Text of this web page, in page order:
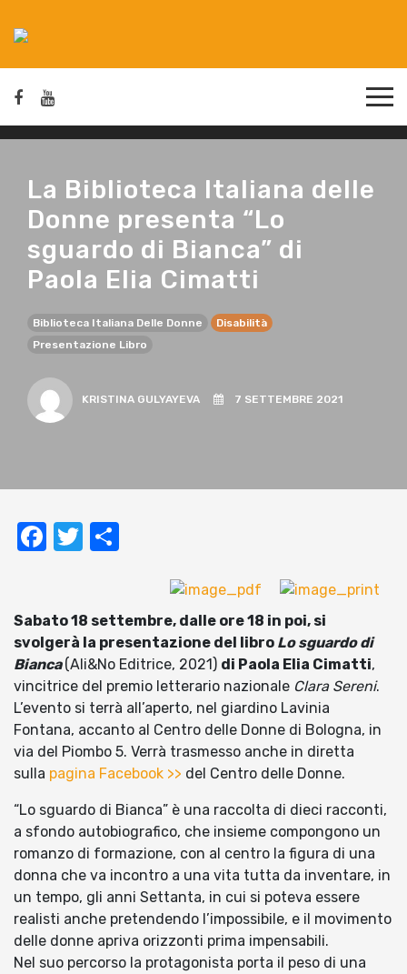
La Biblioteca Italiana delle
Donne presenta “Lo
sguardo di Bianca” di
Paola Elia Cimatti
Biblioteca Italiana Delle Donne
Disabilità
Presentazione Libro
KRISTINA GULYAYEVA 7 SETTEMBRE 2021
Facebook
Twitter
Sabato 18 settembre, dalle ore 18 in poi, si
svolgerà la presentazione del libro Lo sguardo di
Bianca (Ali&No Editrice, 2021) di Paola Elia Cimatti,
vincitrice del premio letterario nazionale Clara Sereni.
L’evento si terrà all’aperto, nel giardino Lavinia
Fontana, accanto al Centro delle Donne di Bologna, in
via del Piombo 5. Verrà trasmesso anche in diretta
sulla pagina Facebook >> del Centro delle Donne.
“Lo sguardo di Bianca” è una raccolta di dieci racconti,
a sfondo autobiografico, che insieme compongono un
romanzo di formazione, con al centro la figura di una
donna che va incontro a una vita tutta da inventare, in
un tempo, gli anni Settanta, in cui si poteva essere
realisti anche pretendendo l’impossibile, e il movimento
delle donne apriva orizzonti prima impensabili.
Nel suo percorso la protagonista porta il peso di una